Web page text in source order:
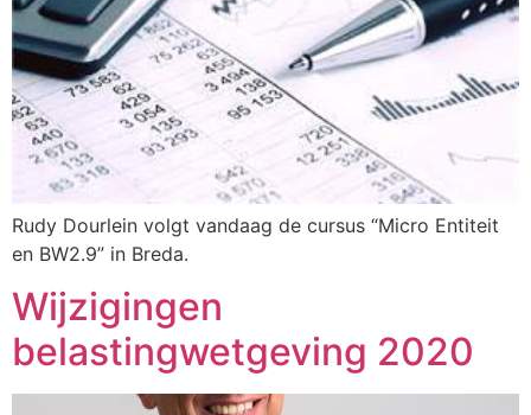
Rudy Dourlein volgt vandaag de cursus “Micro Entiteit
en BW2.9” in Breda.
Wijzigingen
belastingwetgeving 2020